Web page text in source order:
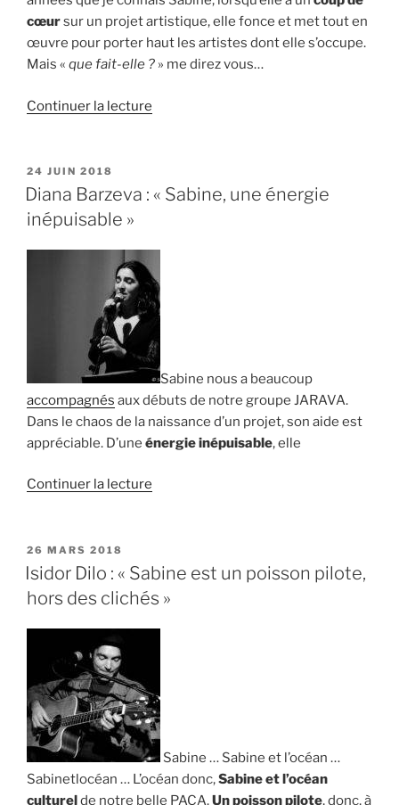
cœursur un projet artistique, elle fonce et met tout en
œuvre pour porter haut les artistes dont elle s’occupe.
Mais « que fait-elle ? » me direz vous…
Continuer la lecture
« Sabine
passionnée,
intègre » »
PUBLIÉ
LE
24 JUIN 2018
Diana Barzeva : « Sabine, une énergie
inépuisable »
Sabine nous a beaucoup
accompagnés aux débuts de notre groupe JARAVA.
Dans le chaos de la naissance d’un projet, son aide est
appréciable. D’une énergie inépuisable, elle
Continuer la lecture
« Sabine,
inépuisable » »
PUBLIÉ
LE
26 MARS 2018
Isidor Dilo : « Sabine est un poisson pilote,
hors des clichés »
Sabine … Sabine et l’océan …
Sabinetlocéan … L’océan donc,Sabine et l’océan
culturelde notre belle PACA.Un poisson pilote, donc, à